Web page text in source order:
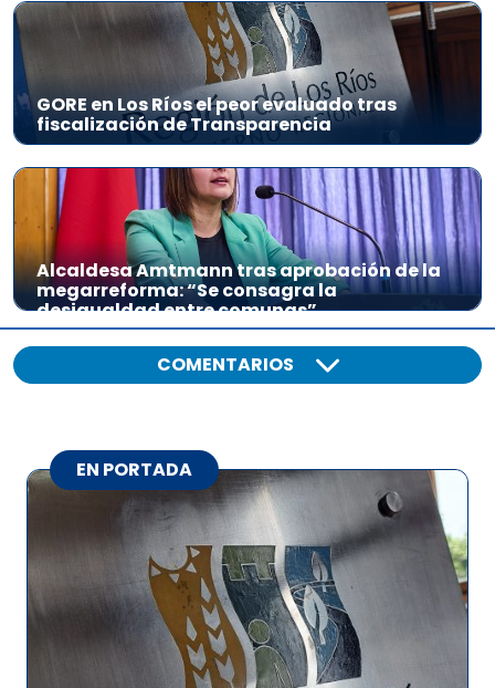
GORE en Los Ríos el peor evaluado tras
fiscalización de Transparencia
Alcaldesa Amtmann tras aprobación de la
megarreforma: “Se consagra la
desigualdad entre comunas”
COMENTARIOS
EN PORTADA